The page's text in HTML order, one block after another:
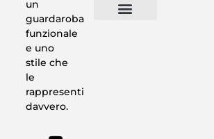
un
guardaroba
funzionale
e uno
stile che
le
rappresenti
davvero.